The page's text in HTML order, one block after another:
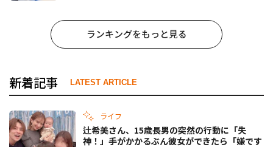
ランキングをもっと見る
新着記事 LATEST ARTICLE
ライフ
辻希美さん、15歳長男の突然の行動に「失
神！」手がかかるぶん彼女ができたら「嫌です